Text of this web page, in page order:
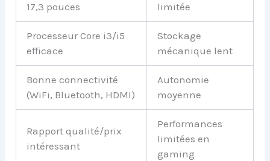
17,3 pouces
limitée
Processeur Core i3/i5
efficace
Stockage
mécanique lent
Bonne connectivité
(WiFi, Bluetooth, HDMI)
Autonomie
moyenne
Rapport qualité/prix
intéressant
Performances
limitées en
gaming